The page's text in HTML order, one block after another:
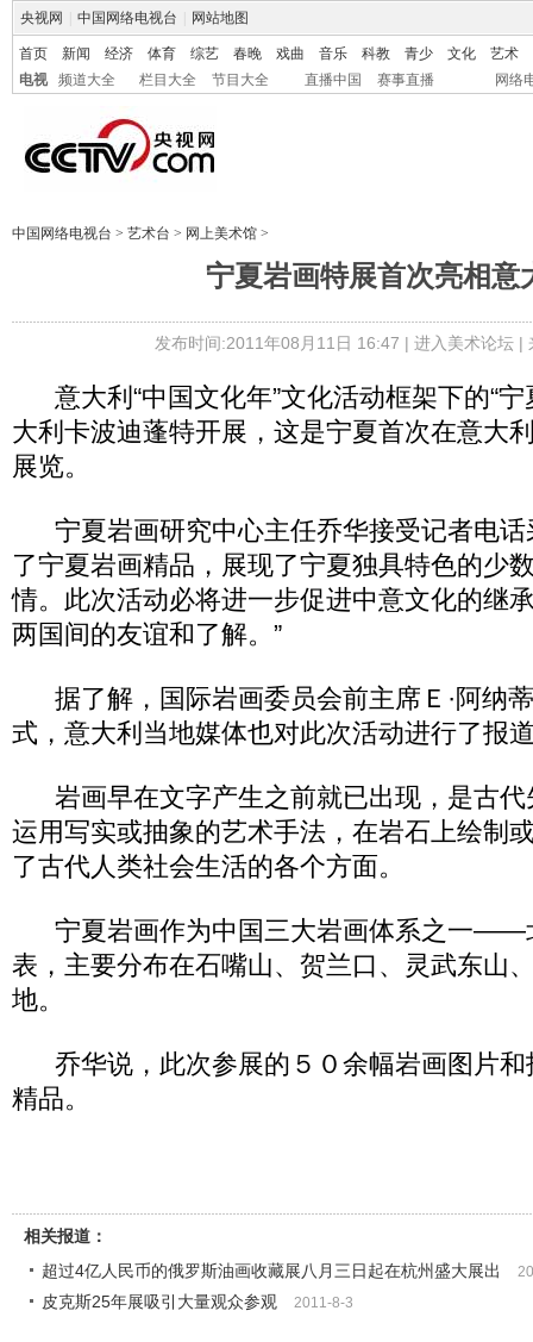
央视网 中国网络电视台 网站地图
首页 新闻 经济 体育 综艺 春晚 戏曲 音乐 科教 青少 文化
艺术
电视
频道大全 栏目大全 节目大全 直播中国 赛事直播 网络
中国网络电视台 > 艺术台 > 网上美术馆 >
宁夏岩画特展首次亮相意
发布时间:2011年08月11日 16:47 | 进入美术论坛|
意大利“中国文化年”文化活动框架下的“宁
大利卡波迪蓬特开展，这是宁夏首次在意大
展览。
宁夏岩画研究中心主任乔华接受记者电话
了宁夏岩画精品，展现了宁夏独具特色的少
情。此次活动必将进一步促进中意文化的继
两国间的友谊和了解。”
据了解，国际岩画委员会前主席Ｅ·阿纳
式，意大利当地媒体也对此次活动进行了报
岩画早在文字产生之前就已出现，是古代
运用写实或抽象的艺术手法，在岩石上绘制
了古代人类社会生活的各个方面。
宁夏岩画作为中国三大岩画体系之一――
表，主要分布在石嘴山、贺兰口、灵武东山
地。
乔华说，此次参展的５０余幅岩画图片和
精品。
相关报道：
超过4亿人民币的俄罗斯油画收藏展八月三日起在杭州盛大展出
皮克斯25年展吸引大量观众参观 2011-8-3